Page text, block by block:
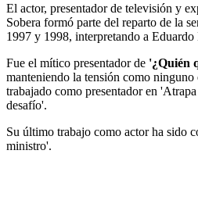
El actor, presentador de televisión y
Sobera formó parte del reparto de la
1997 y 1998, interpretando a Eduardo
Fue el mítico presentador de '¿Quién
manteniendo la tensión como ninguno
trabajado como presentador en
desafío'.
Su último trabajo como actor ha sido
ministro'.